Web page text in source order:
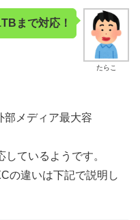
たらこ
まで対応！
部メディア最大容
ているようです。
の違いは下記で説明し